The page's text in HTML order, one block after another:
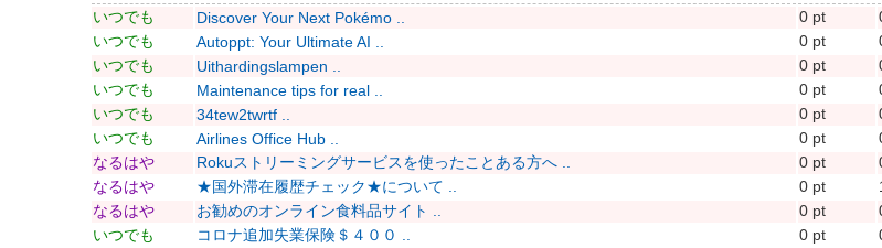
いつでも
Discover Your Next Pokémo .. 0 pt
いつでも
Autoppt: Your Ultimate AI .. 0 pt
いつでも
Uithardingslampen .. 0 pt
いつでも
Maintenance tips for real .. 0 pt
いつでも
34tew2twrtf .. 0 pt
いつでも
Airlines Office Hub .. 0 pt
なるはや
Rokuストリーミングサービスを使ったことある方へ .. 0 pt
なるはや
★国外滞在履歴チェック★について .. 0 pt
なるはや
お勧めのオンライン食料品サイト .. 0 pt
いつでも
コロナ追加失業保険＄４００ .. 0 pt